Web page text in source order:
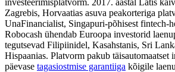
Zagrebis, Horvaatias asuva peakorteriga
UnaFinancialist, Singapuri-põhisest fintech-
Robocash ühendab Euroopa investorid
tegutsevad Filipiinidel, Kasahstanis, Sri
Hispaanias. Platvorm pakub täisautomaatset
päevase tagasiostmise garantiiga kõigile